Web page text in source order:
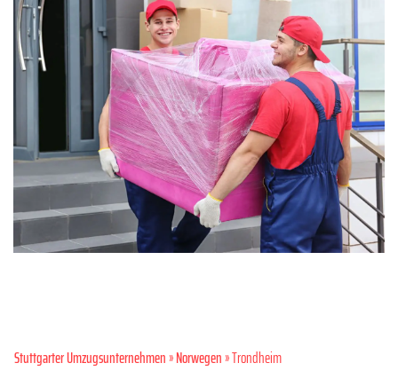
Stuttgarter Umzugsunternehmen»Norwegen» Trondheim